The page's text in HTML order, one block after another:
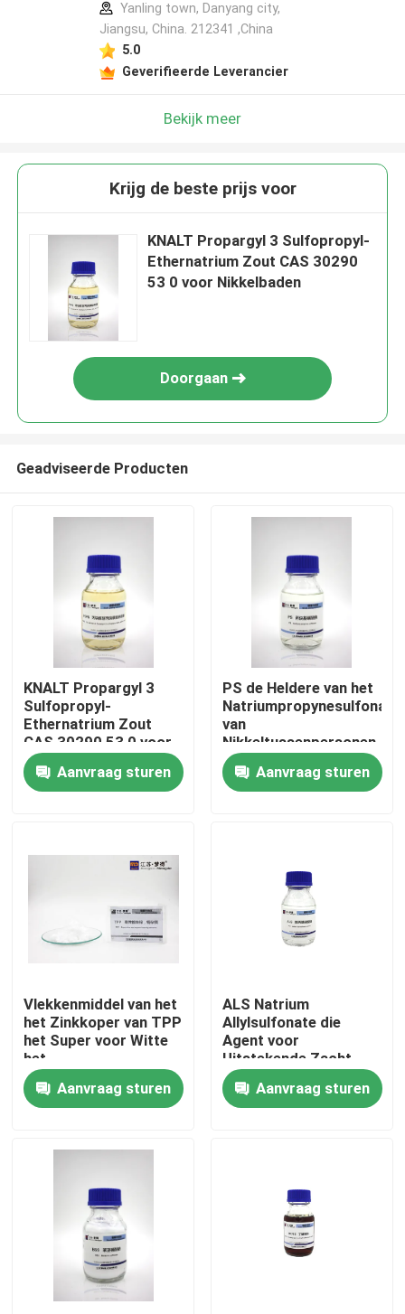
Huis
Ongeveer ons
Kwaliteitscontrole
Neem contact op
Zure Verkoperenpoetsmiddelen
Zure Kopertussenpersonen
nivellerende agent
Yanling town, Danyang city,
Jiangsu, China. 212341 ,China
5.0
Geverifieerde Leverancier
Bekijk meer
Krijg de beste prijs voor
KNALT Propargyl 3 Sulfopropyl-
Ethernatrium Zout CAS 30290
53 0 voor Nikkelbaden
Doorgaan
Geadviseerde Producten
KNALT Propargyl 3
Sulfopropyl-
Ethernatrium Zout
CAS 30290 53 0 voor
Nikkelbaden
Aanvraag sturen
PS de Heldere van het
Natriumpropynesulfonate
van
Nikkeltussenpersonen
Geelachtige of Bruine
VloeistofAanvraag sturen
Vlekkenmiddel van het
het Zinkkoper van TPP
het Super voor Witte
het
Poederverschijning
van Nikkelbaden
Aanvraag sturen
ALS Natrium
Allylsulfonate die
Agent voor
Uitstekende Zacht
geworden Storting
werpenAanvraag sturen